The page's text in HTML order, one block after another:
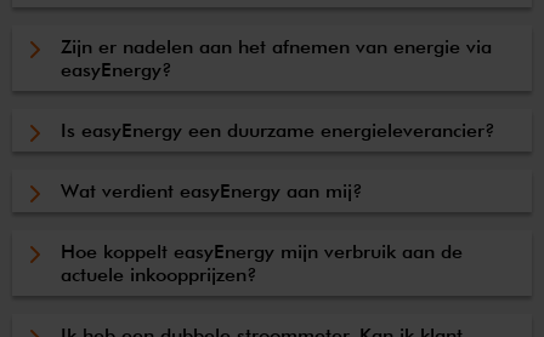
Zijn er nadelen aan het afnemen van energie via
easyEnergy?
Is easyEnergy een duurzame energieleverancier?
Wat verdient easyEnergy aan mij?
Hoe koppelt easyEnergy mijn verbruik aan de
actuele inkoopprijzen?